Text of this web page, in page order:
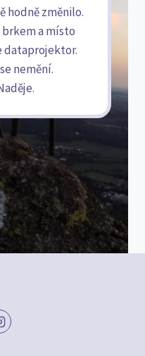
hodně změnilo.
a místo
dataprojektor.
nemění.